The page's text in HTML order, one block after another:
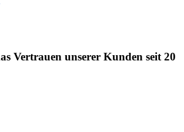
Vertrauen unserer Kunden seit 20